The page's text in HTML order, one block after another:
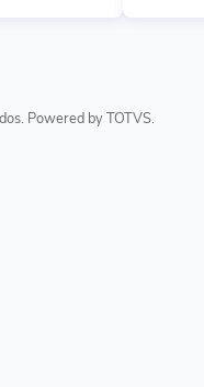
Powered by TOTVS.